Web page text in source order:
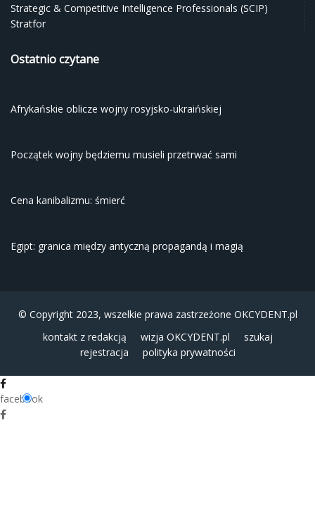
Strategic & Competitive Intelligence Professionals (SCIP)
Stratfor
Ostatnio czytane
Afrykańskie oblicze wojny rosyjsko-ukraińskiej
Początek wojny będziemu musieli przetrwać sami
Cena kanibalizmu: śmierć
Egipt: granica między antyczną propagandą i magią
© Copyright 2023, wszelkie prawa zastrzeżone OKCYDENT.pl
kontakt z redakcją
wizja OKCYDENT.pl
szukaj
rejestracja
polityka prywatności
facebook